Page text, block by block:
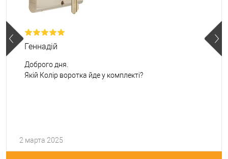
Геннадій
Доброго дня.
Якій Колір воротка йде у комплекті?
2 марта 2025